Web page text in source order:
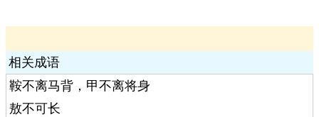
相关成语
鞍不离马背，甲不离将身
敖不可长